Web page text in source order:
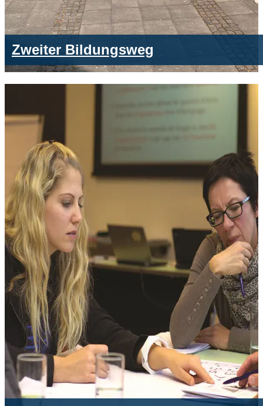
Zweiter Bildungsweg